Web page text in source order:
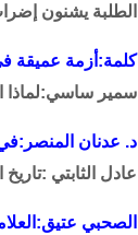
الطلبة يشنون
كلمة:أزمة عميقة
سمير ساسي:لماذا
د. عدنان
عادل الثابتي
الصحبي